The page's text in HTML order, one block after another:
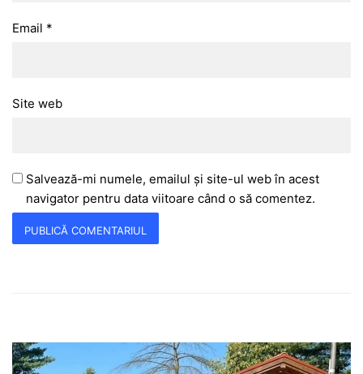
Email *
Site web
Salvează-mi numele, emailul și site-ul web în acest
navigator pentru data viitoare când o să comentez.